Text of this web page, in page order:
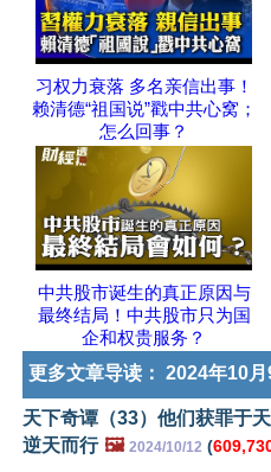
习权力衰落 多名亲信出事！
赖清德“祖国说”戳中共心窝；
怎么回事？
中共股市诞生的真正原因与
最终结局！中共股市只为国
企和权贵服务？
更多文章导读： 2024年10月
天下奇谭（33）他们获罪于
逆天而行 🖼️ 2024/10/12 (